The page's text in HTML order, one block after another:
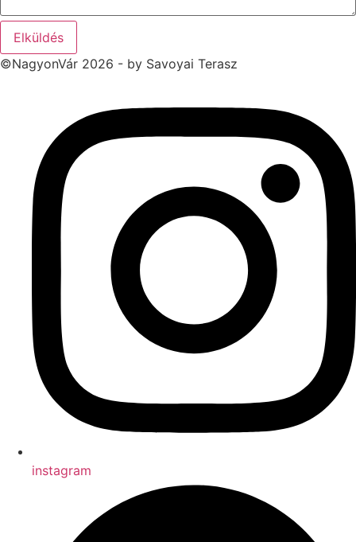
Elküldés
©NagyonVár 2026 - by Savoyai Terasz
instagram